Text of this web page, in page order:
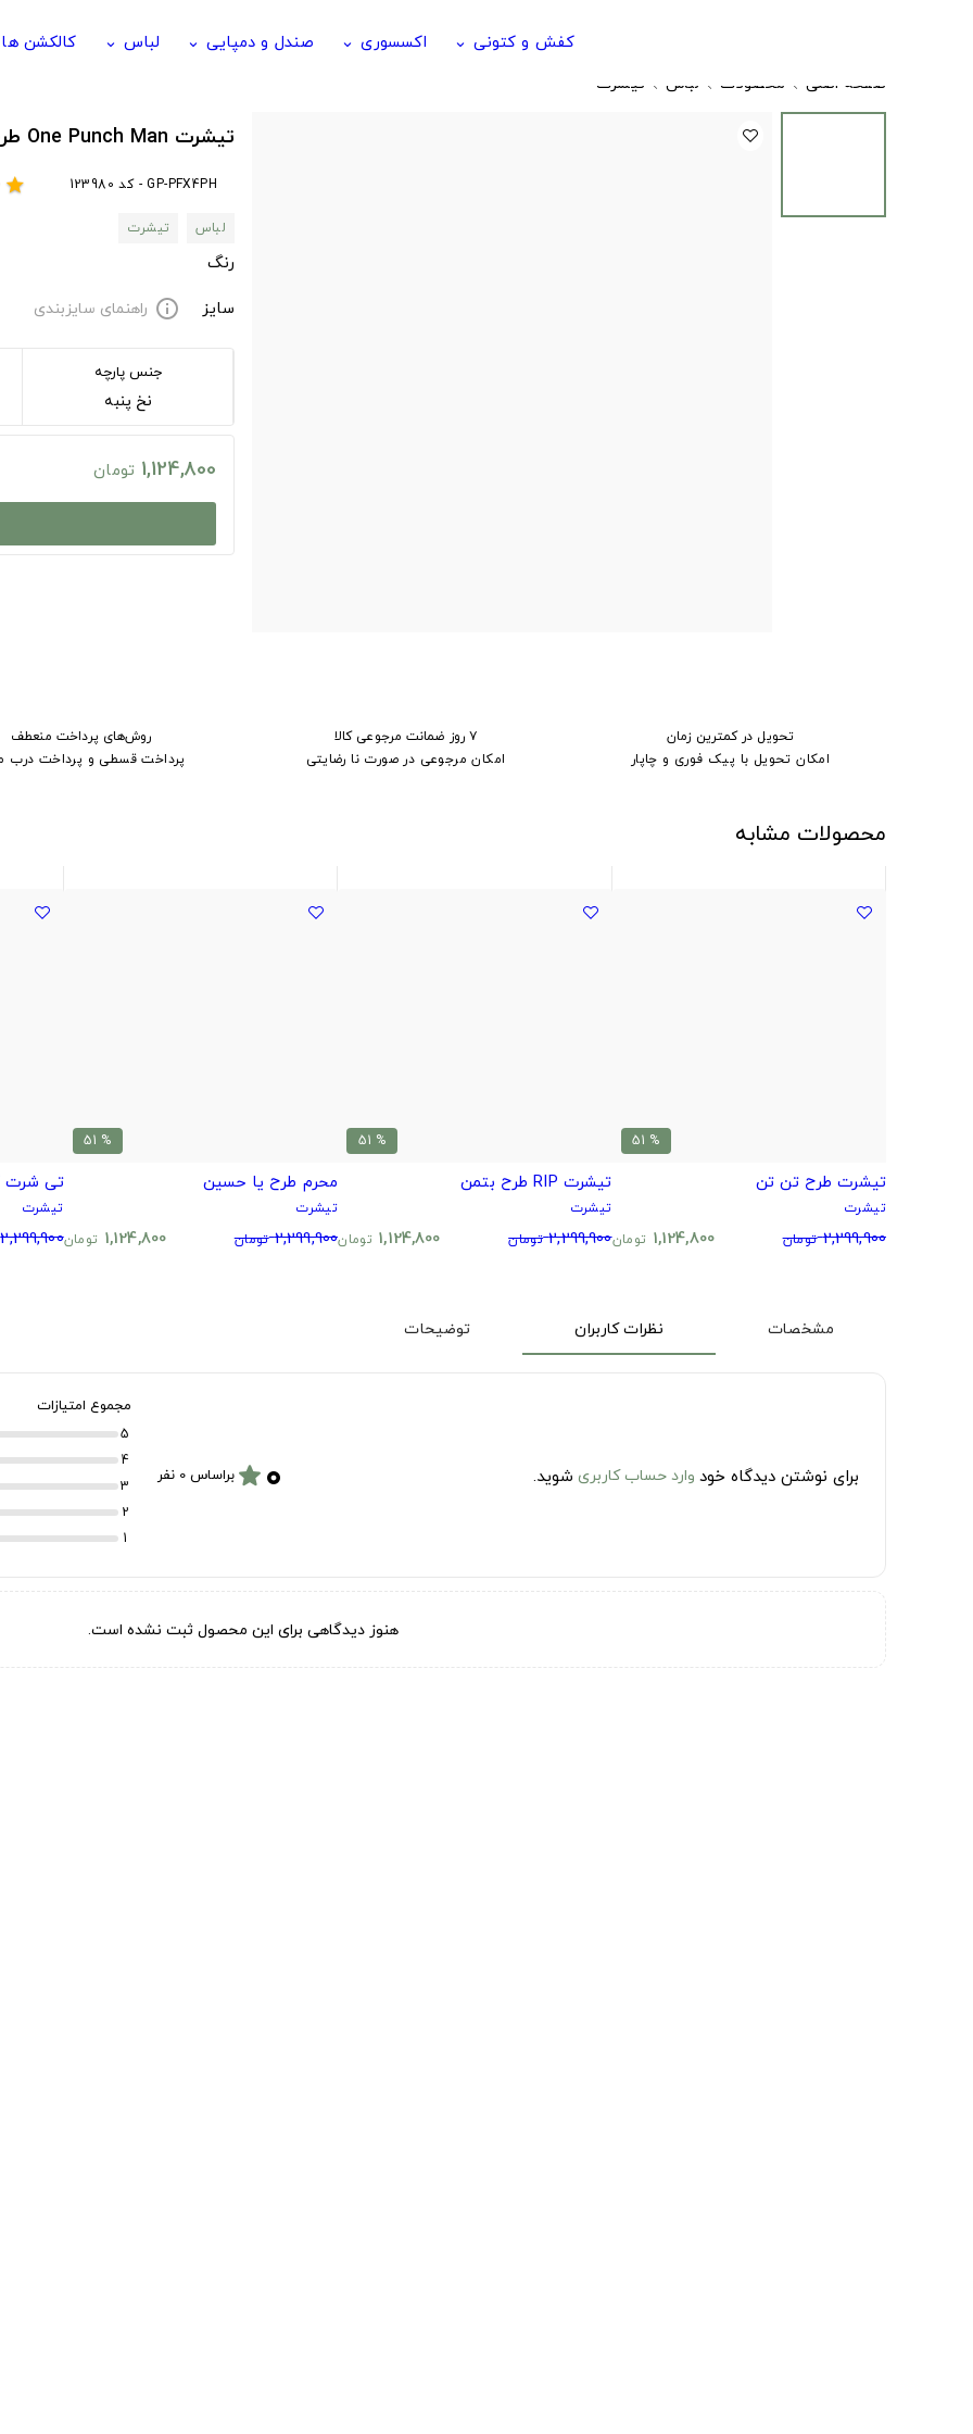
کفش و کتونی keyboard_arrow_down اکسسوری keyboard_arrow_down صندل و دمپایی keyboard_arrow_down لباس keyboard_arrow_down کالکشن ها
صفحه اصلی محصولات لباس تیشرت
تیشرت One Punch Man طرح Saitama One Punch-Man
GP-PFX4PH - کد 123980 star
لباس
تیشرت
رنگ
سایز
info راهنمای سایزبندی
جنس پارچه
نخ پنبه
1,124,800 تومان
تحویل در کمترین زمان
امکان تحویل با پیک فوری و چاپار
۷ روز ضمانت مرجوعی کالا
امکان مرجوعی در صورت نا رضایتی
روش‌های پرداخت منعطف
پرداخت قسطی و پرداخت درب
محصولات مشابه
% 51
تیشرت طرح تن تن
تیشرت
2,299,900 تومان 1,124,800 تومان
% 51
تیشرت RIP طرح بتمن
تیشرت
2,299,900 تومان 1,124,800 تومان
% 51
محرم طرح یا حسین
تیشرت
2,299,900 تومان 1,124,800 تومان
تی شرت
تیشرت
2,299,900
مشخصات نظرات کاربران توضیحات
برای نوشتن دیدگاه خود وارد حساب کاربری شوید. ۰ starبراساس 0 نفر
مجموع امتیازات
5
4
3
2
1
هنوز دیدگاهی برای این محصول ثبت نشده است.